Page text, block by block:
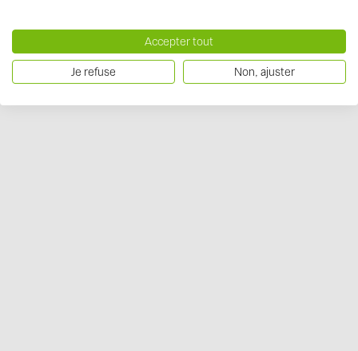
Accepter tout
Je refuse Non, ajuster